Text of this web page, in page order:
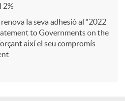
2%
la seva adhesió al “2022
to Governments on the
així el seu compromís